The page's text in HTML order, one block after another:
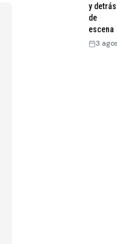
y detrás
de
escena
3